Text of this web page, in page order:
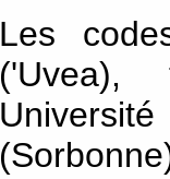
Les
('Uvea),